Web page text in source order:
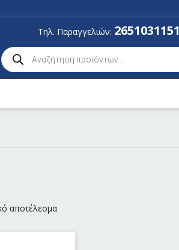
Τηλ. Παραγγελιών: 2651031151
αποτέλεσμα